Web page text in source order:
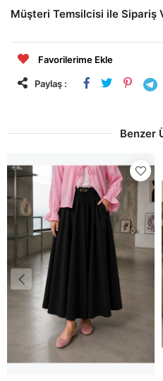
Müşteri Temsilcisi ile Sipariş
Favorilerime Ekle
Paylaş :
Benzer